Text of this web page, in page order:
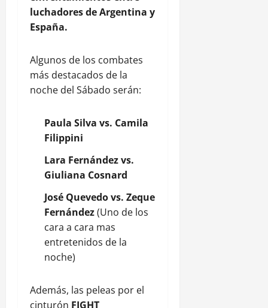
luchadores de Argentina y
España.
Algunos de los combates
más destacados de la
noche del Sábado serán:
Paula Silva vs. Camila
Filippini
Lara Fernández vs.
Giuliana Cosnard
José Quevedo vs. Zeque
Fernández(Uno de los
cara a cara mas
entretenidos de la
noche)
Además, las peleas por el
cinturón FIGHT